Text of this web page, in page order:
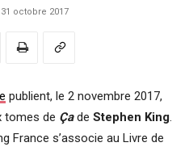
31 octobre 2017
publient, le 2 novembre 2017,
tomes de Çade Stephen King.
France s’associe au Livre de